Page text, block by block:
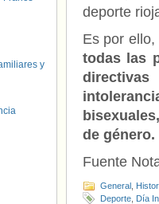
deporte
Es por
todas las
de género.
Fuente
General
Deporte Día
y